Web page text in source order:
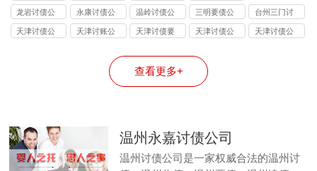
司
司
司
司
龙岩讨债公
司
永康讨债公
司
温岭讨债公
司
三明要债公
司
台州三门讨
债公司
天津讨债公
天津讨账公
天津讨债要
天津讨债公
天津讨债公
查看更多+
温州永嘉讨债公司
温州讨债公司是一家权威合法的温州讨